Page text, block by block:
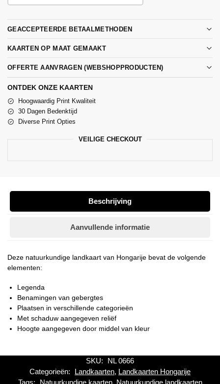
GEACCEPTEERDE BETAALMETHODEN
KAARTEN OP MAAT GEMAAKT
OFFERTE AANVRAGEN (WEBSHOPPRODUCTEN)
ONTDEK ONZE KAARTEN
Hoogwaardig Print Kwaliteit
30 Dagen Bedenktijd
Diverse Print Opties
VEILIGE CHECKOUT
Beschrijving
Aanvullende informatie
Deze natuurkundige landkaart van Hongarije bevat de volgende
elementen:
Legenda
Benamingen van gebergtes
Plaatsen in verschillende categorieën
Met schaduw aangegeven reliëf
Hoogte aangegeven door middel van kleur
SKU:
NL 0666
Categorieën:
Landkaarten, Landkaarten Hongarije
Tags:
Natuurkundige kaarten, Natuurkundige landkaarten